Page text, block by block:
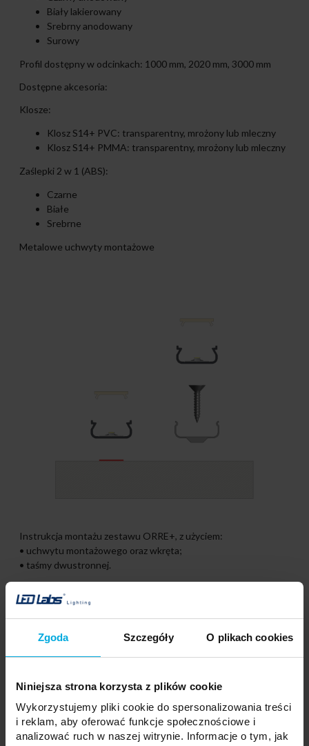
Zgoda Szczegóły O plikach cookies
Niniejsza strona korzysta z plików cookie
Wykorzystujemy pliki cookie do spersonalizowania treści
i reklam, aby oferować funkcje społecznościowe i
analizować ruch w naszej witrynie. Informacje o tym, jak
Biały lakierowany
Srebrny anodowany
Surowy
Profil dostępny w odcinkach: 1000 mm, 2020 mm, 3000 mm
Dostępne akcesoria:
Klosze:
Klosz S14+ PVC: transparentny, mrożony lub mleczny
Klosz S14+ PMMA: transparentny, mrożony lub mleczny
Zaślepki 2 w 1 (ABS):
Czarne
Białe
Srebrne
Metalowe uchwyty montażowe
Instrukcja montażu zestawu ORRE+, z użyciem:
• uchwytu montażowego oraz wkręta;
• taśmy dwustronnej.